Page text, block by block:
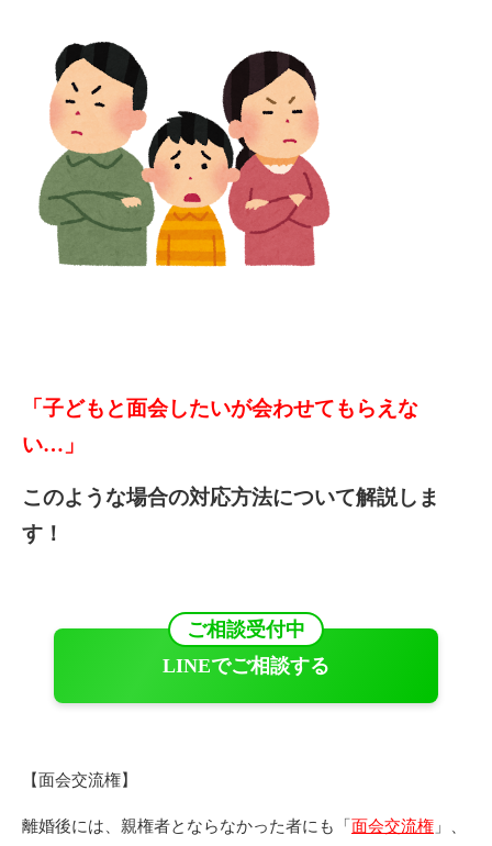
「子どもと面会したいが会わせてもらえな
い…」
このような場合の対応方法について解説しま
す！
ご相談受付中
LINEでご相談する
【面会交流権】
離婚後には、親権者とならなかった者にも「 面会交流権 」、